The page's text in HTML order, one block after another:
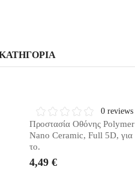
0 reviews
Προστασία Οθόνης Polymer
Nano Ceramic, Full 5D, για
το.
4,49 €